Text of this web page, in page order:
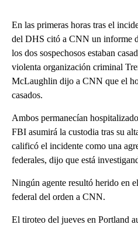
En las primeras horas tras el
del DHS citó a CNN un informe
los dos sospechosos estaban
violenta organización criminal
McLaughlin dijo a CNN que el
casados.
Ambos permanecían
FBI asumirá la custodia tras su
calificó el incidente como una
federales, dijo que está
Ningún agente resultó herido en
federal del orden a CNN.
El tiroteo del jueves en Portland